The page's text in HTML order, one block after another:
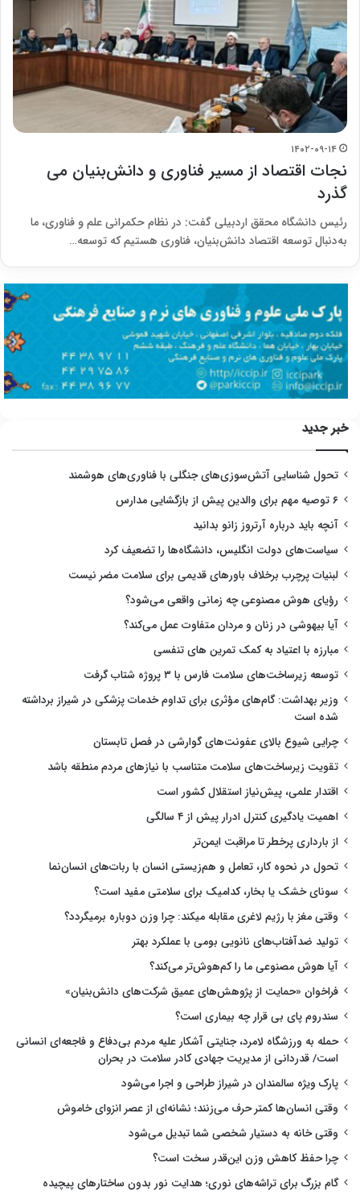
۱۴۰۲-۰۹-۱۴
نجات اقتصاد از مسیر فناوری و دانش‌بنیان می
گذرد
رئیس‌ دانشگاه محقق اردبیلی گفت: در نظام حکمرانی علم و فناوری، ما
به‌دنبال توسعه اقتصاد دانش‌بنیان، فناوری هستیم که توسعه…
خبر جدید
تحول شناسایی آتش‌سوزی‌های جنگلی با فناوری‌های هوشمند
۶ توصیه مهم برای والدین پیش از بازگشایی مدارس
آنچه باید درباره آرتروز زانو بدانید
سیاست‌های دولت انگلیس، دانشگاه‌ها را تضعیف کرد
لبنیات پرچرب برخلاف باورهای قدیمی برای سلامت مضر نیست
رؤیای هوش مصنوعی چه زمانی واقعی می‌شود؟
آیا بیهوشی در زنان و مردان متفاوت عمل می‌کند؟
مبارزه با اعتیاد به کمک تمرین های تنفسی
توسعه زیرساخت‌های سلامت فارس با ۳ پروژه شتاب گرفت
وزیر بهداشت: گام‌های مؤثری برای تداوم خدمات پزشکی در شیراز برداشته
شده است
چرایی شیوع بالای عفونت‌های گوارشی در فصل تابستان
تقویت زیرساخت‌های سلامت متناسب با نیازهای مردم منطقه باشد
اقتدار علمی، پیش‌نیاز استقلال کشور است
اهمیت یادگیری کنترل ادرار پیش از ۴ سالگی
از بارداری پرخطر تا مراقبت ایمن‌تر
تحول در نحوه کار، تعامل و هم‌زیستی انسان با ربات‌های انسان‌نما
سونای خشک یا بخار، کدامیک برای سلامتی مفید است؟
وقتی مغز با رژیم لاغری مقابله میکند: چرا وزن دوباره برمیگردد؟
تولید ضدآفتاب‌های نانویی بومی با عملکرد بهتر
آیا هوش مصنوعی ما را کم‌هوش‌تر می‌کند؟
فراخوان «حمایت از پژوهش‌های عمیق شرکت‌های دانش‌بنیان»
سندروم پای بی قرار چه بیماری است؟
حمله به ورزشگاه لامرد، جنایتی آشکار علیه مردم بی‌دفاع و فاجعه‌ای انسانی
است/ قدردانی از مدیریت جهادی کادر سلامت در بحران
پارک ویژه سالمندان در شیراز طراحی و اجرا می‌شود
وقتی انسان‌ها کمتر حرف می‌زنند؛ نشانه‌ای از عصر انزوای خاموش
وقتی خانه به دستیار شخصی شما تبدیل می‌شود
چرا حفظ کاهش وزن این‌قدر سخت است؟
گام بزرگ برای تراشه‌های نوری؛ هدایت نور بدون ساختارهای پیچیده